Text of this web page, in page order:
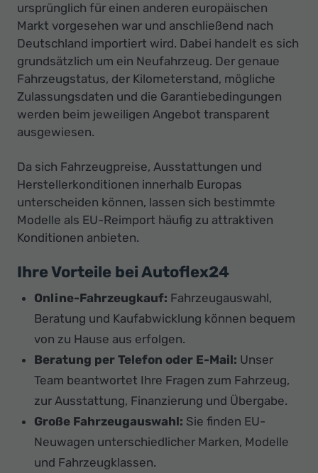
ursprünglich für einen anderen europäischen
Markt vorgesehen war und anschließend nach
Deutschland importiert wird. Dabei handelt es sich
grundsätzlich um ein Neufahrzeug. Der genaue
Fahrzeugstatus, der Kilometerstand, mögliche
Zulassungsdaten und die Garantiebedingungen
werden beim jeweiligen Angebot transparent
ausgewiesen.
Da sich Fahrzeugpreise, Ausstattungen und
Herstellerkonditionen innerhalb Europas
unterscheiden können, lassen sich bestimmte
Modelle als EU-Reimport häufig zu attraktiven
Konditionen anbieten.
Ihre Vorteile bei Autoflex24
Online-Fahrzeugkauf: Fahrzeugauswahl,
Beratung und Kaufabwicklung können bequem
von zu Hause aus erfolgen.
Beratung per Telefon oder E-Mail: Unser
Team beantwortet Ihre Fragen zum Fahrzeug,
zur Ausstattung, Finanzierung und Übergabe.
Große Fahrzeugauswahl: Sie finden EU-
Neuwagen unterschiedlicher Marken, Modelle
und Fahrzeugklassen.